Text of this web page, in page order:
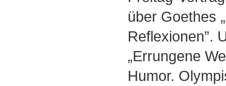
über Goethes
Reflexionen”.
„Errungene
Humor.